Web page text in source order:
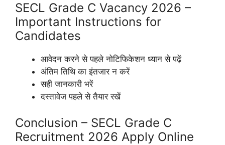
SECL Grade C Vacancy 2026 –
Important Instructions for
Candidates
आवेदन करने से पहले नोटिफिकेशन ध्यान से पढ़ें
अंतिम तिथि का इंतजार न करें
सही जानकारी भरें
दस्तावेज पहले से तैयार रखें
Conclusion – SECL Grade C
Recruitment 2026 Apply Online